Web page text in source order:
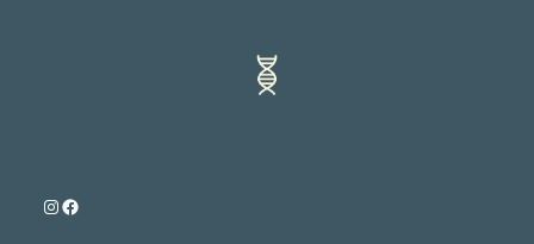
Instagram
Facebook